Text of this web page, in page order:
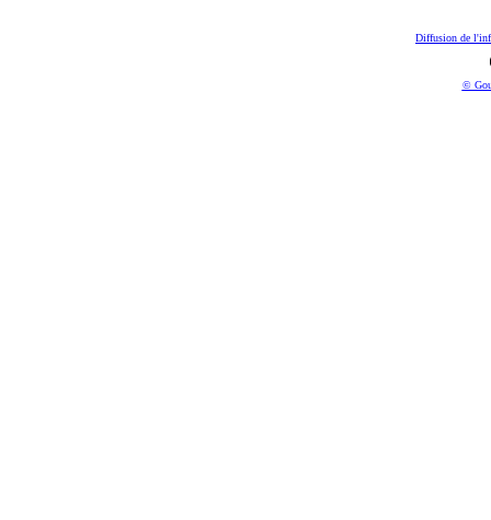
Diffusion de
©